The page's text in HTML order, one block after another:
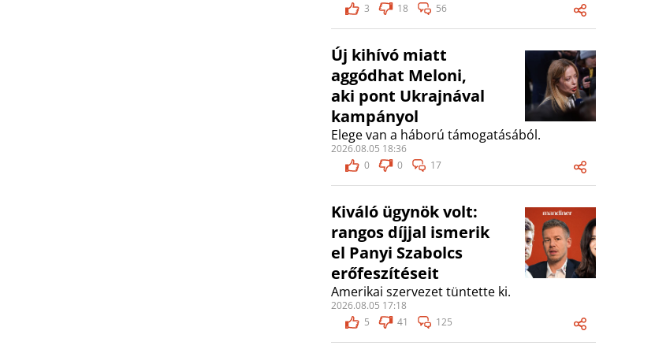
3
18 56
Új kihívó miatt
aggódhat Meloni,
aki pont Ukrajnával
kampányol
Elege van a háború támogatásából.
2026.08.05 18:36
0
0 17
Kiváló ügynök volt:
rangos díjjal ismerik
el Panyi Szabolcs
erőfeszítéseit
Amerikai szervezet tüntette ki.
2026.08.05 17:18
5
41 125